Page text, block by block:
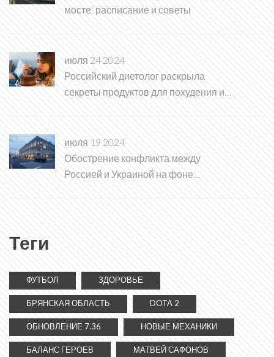
мосте: расписание и советы
июля 24 2024
Российский диетолог раскрыла
секреты продуктов для похудения и
снижения аппетита
июля 19 2024
Обострение конфликта между
Россией и Украиной на фоне
переговоров о прекращении огня
Теги
ФУТБОЛ ЗДОРОВЬЕ
БРЯНСКАЯ ОБЛАСТЬ DOTA 2
ОБНОВЛЕНИЕ 7.36 НОВЫЕ МЕХАНИКИ
БАЛАНС ГЕРОЕВ МАТВЕЙ САФОНОВ